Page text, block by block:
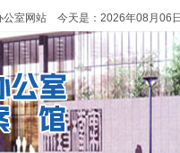
公室网站 今天是： 2026年08月06